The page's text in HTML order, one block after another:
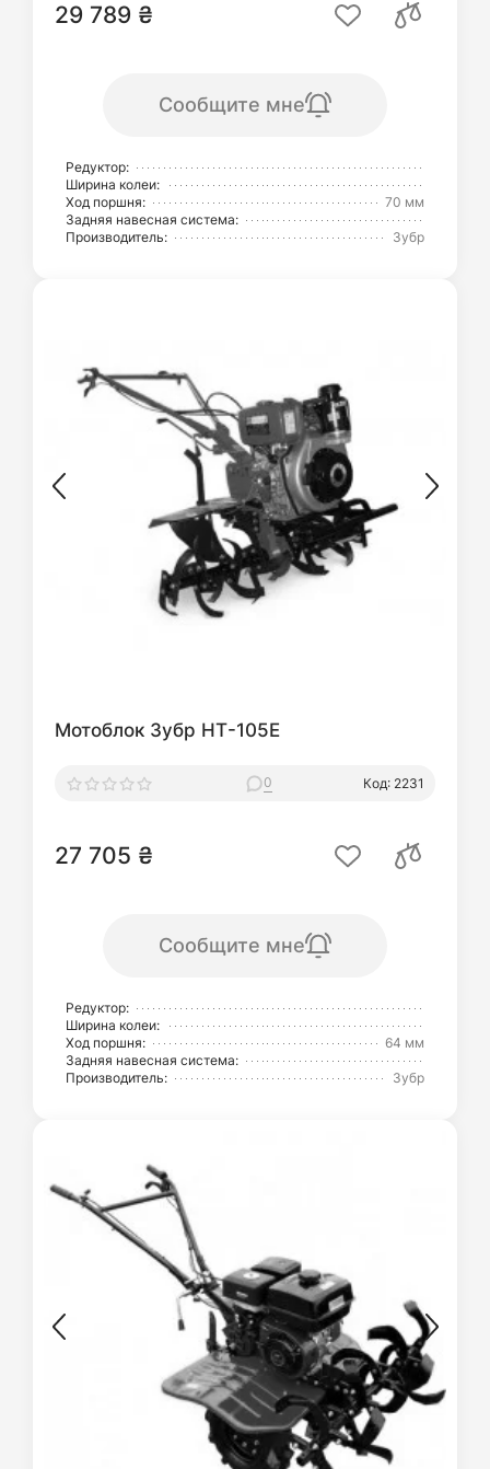
29 789 ₴
Сообщите мне
Редуктор:
Ширина колеи:
Ход поршня:
70 мм
Задняя навесная система:
Производитель:
Зубр
Мотоблок Зубр НТ-105Е
0 Код: 2231
27 705 ₴
Сообщите мне
Редуктор:
Ширина колеи:
Ход поршня:
64 мм
Задняя навесная система:
Производитель:
Зубр